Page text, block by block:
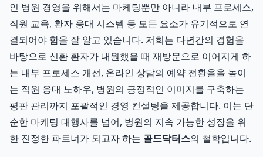
인 병원 경영을 위해서는 마케팅뿐만 아니라 내부 프로세스,
직원 교육, 환자 응대 시스템 등 모든 요소가 유기적으로 연
결되어야 함을 잘 알고 있습니다. 저희는 다년간의 경험을
바탕으로 신환 환자가 내원했을 때 재방문으로 이어지게 하
는 내부 프로세스 개선, 온라인 상담의 예약 전환율을 높이
는 직원 응대 노하우, 병원의 긍정적인 이미지를 구축하는
평판 관리까지 포괄적인 경영 컨설팅을 제공합니다. 이는 단
순한 마케팅 대행사를 넘어, 병원의 지속 가능한 성장을 위
한 진정한 파트너가 되고자 하는 골드닥터스의 철학입니다.